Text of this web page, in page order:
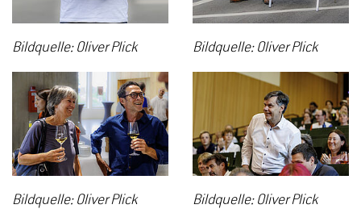
Bildquelle: Oliver Plick Bildquelle: Oliver Plick
Bildquelle: Oliver Plick Bildquelle: Oliver Plick